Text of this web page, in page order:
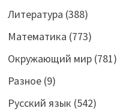
Литература (388)
Математика (773)
Окружающий мир(781)
Разное(9)
Русский язык (542)